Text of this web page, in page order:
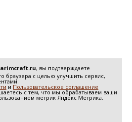
, вы подтверждаете
браузера с целью улучшить сервис,
и Пользовательское соглашение
с тем, что мы обрабатываем ваши
метрик Яндекс Метрика.